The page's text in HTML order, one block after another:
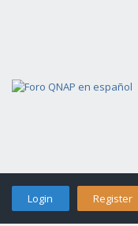
Login Register